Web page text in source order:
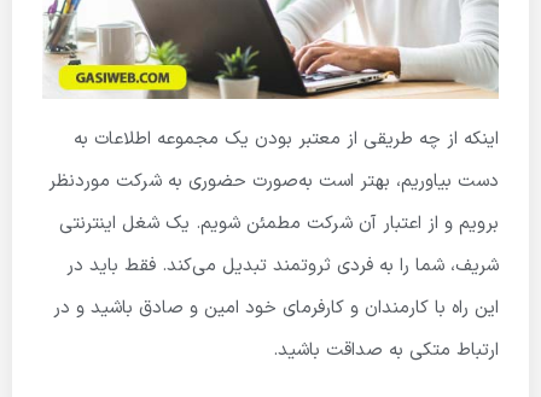
اینکه از چه طریقی از معتبر بودن یک مجموعه اطلاعات به
دست بیاوریم، بهتر است به‌صورت حضوری به شرکت موردنظر
برویم و از اعتبار آن شرکت مطمئن شویم. یک شغل اینترنتی
شریف، شما را به فردی ثروتمند تبدیل می‌کند. فقط باید در
این راه با کارمندان و کارفرمای خود امین و صادق باشید و در
ارتباط متکی به صداقت باشید.